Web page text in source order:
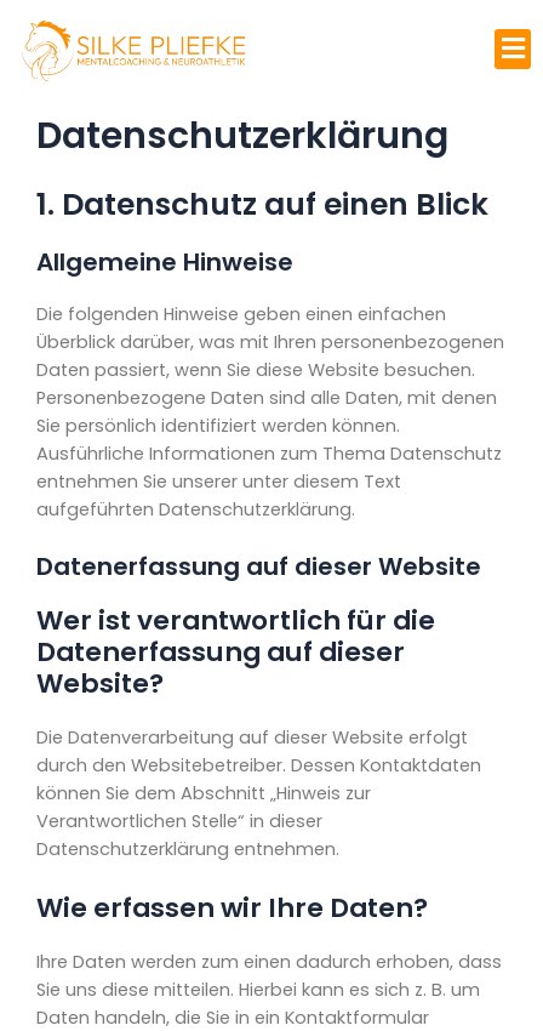
Inhalt
springen
Datenschutz­erklärung
1. Datenschutz auf einen Blick
Allgemeine Hinweise
Die folgenden Hinweise geben einen einfachen
Überblick darüber, was mit Ihren personenbezogenen
Daten passiert, wenn Sie diese Website besuchen.
Personenbezogene Daten sind alle Daten, mit denen
Sie persönlich identifiziert werden können.
Ausführliche Informationen zum Thema Datenschutz
entnehmen Sie unserer unter diesem Text
aufgeführten Datenschutzerklärung.
Datenerfassung auf dieser Website
Wer ist verantwortlich für die
Datenerfassung auf dieser
Website?
Die Datenverarbeitung auf dieser Website erfolgt
durch den Websitebetreiber. Dessen Kontaktdaten
können Sie dem Abschnitt „Hinweis zur
Verantwortlichen Stelle“ in dieser
Datenschutzerklärung entnehmen.
Wie erfassen wir Ihre Daten?
Ihre Daten werden zum einen dadurch erhoben, dass
Sie uns diese mitteilen. Hierbei kann es sich z. B. um
Daten handeln, die Sie in ein Kontaktformular